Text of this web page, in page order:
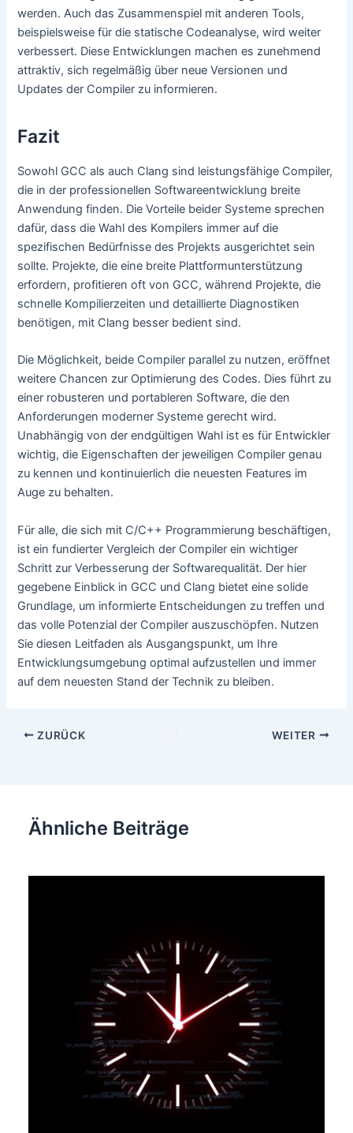
werden. Auch das Zusammenspiel mit anderen Tools,
beispielsweise für die statische Codeanalyse, wird weiter
verbessert. Diese Entwicklungen machen es zunehmend
attraktiv, sich regelmäßig über neue Versionen und
Updates der Compiler zu informieren.
Fazit
Sowohl GCC als auch Clang sind leistungsfähige Compiler,
die in der professionellen Softwareentwicklung breite
Anwendung finden. Die Vorteile beider Systeme sprechen
dafür, dass die Wahl des Kompilers immer auf die
spezifischen Bedürfnisse des Projekts ausgerichtet sein
sollte. Projekte, die eine breite Plattformunterstützung
erfordern, profitieren oft von GCC, während Projekte, die
schnelle Kompilierzeiten und detaillierte Diagnostiken
benötigen, mit Clang besser bedient sind.
Die Möglichkeit, beide Compiler parallel zu nutzen, eröffnet
weitere Chancen zur Optimierung des Codes. Dies führt zu
einer robusteren und portableren Software, die den
Anforderungen moderner Systeme gerecht wird.
Unabhängig von der endgültigen Wahl ist es für Entwickler
wichtig, die Eigenschaften der jeweiligen Compiler genau
zu kennen und kontinuierlich die neuesten Features im
Auge zu behalten.
Für alle, die sich mit C/C++ Programmierung beschäftigen,
ist ein fundierter Vergleich der Compiler ein wichtiger
Schritt zur Verbesserung der Softwarequalität. Der hier
gegebene Einblick in GCC und Clang bietet eine solide
Grundlage, um informierte Entscheidungen zu treffen und
das volle Potenzial der Compiler auszuschöpfen. Nutzen
Sie diesen Leitfaden als Ausgangspunkt, um Ihre
Entwicklungsumgebung optimal aufzustellen und immer
auf dem neuesten Stand der Technik zu bleiben.
Beitragsnavigation
ZURÜCK WEITER
Ähnliche Beiträge